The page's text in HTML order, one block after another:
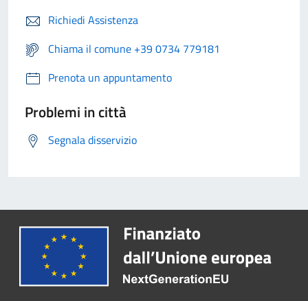
Richiedi Assistenza
Chiama il comune +39 0734 779181
Prenota un appuntamento
Problemi in città
Segnala disservizio